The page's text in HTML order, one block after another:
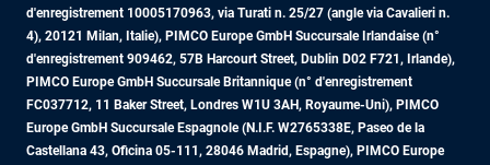
d'enregistrement 10005170963, via Turati n. 25/27 (angle via Cavalieri n.
4), 20121 Milan, Italie), PIMCO Europe GmbH Succursale Irlandaise (n°
d'enregistrement 909462, 57B Harcourt Street, Dublin D02 F721, Irlande),
PIMCO Europe GmbH Succursale Britannique (n° d'enregistrement
FC037712, 11 Baker Street, Londres W1U 3AH, Royaume-Uni), PIMCO
Europe GmbH Succursale Espagnole (N.I.F. W2765338E, Paseo de la
Castellana 43, Oficina 05-111, 28046 Madrid, Espagne), PIMCO Europe